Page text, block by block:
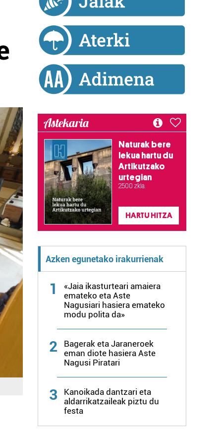
Astekaria
Naturak bere
lekua hartu du
Artikutzako
urtegian
2.500 zkia.
HARTU HITZA
Azken egunetako irakurrienak
1
«Jaia ikasturteari amaiera
emateko eta Aste
Nagusiari hasiera emateko
modu polita da»
2
Bagerak eta Jaraneroek
eman diote hasiera Aste
Nagusi Piratari
3
Kanoikada dantzari eta
aldarrikatzaileak piztu du
festa